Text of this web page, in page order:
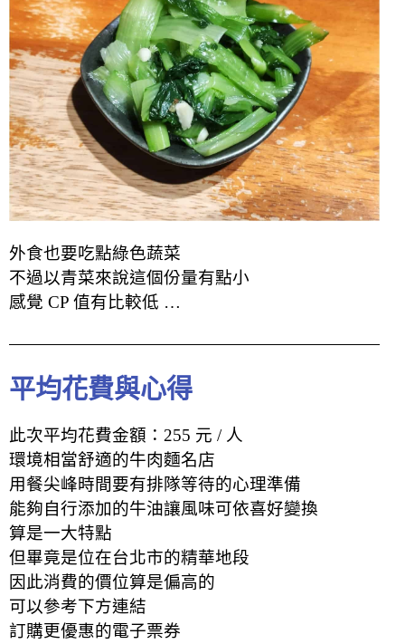
外食也要吃點綠色蔬菜
不過以青菜來說這個份量有點小
感覺 CP 值有比較低 …
平均花費與心得
此次平均花費金額：255 元 / 人
環境相當舒適的牛肉麵名店
用餐尖峰時間要有排隊等待的心理準備
能夠自行添加的牛油讓風味可依喜好變換
算是一大特點
但畢竟是位在台北市的精華地段
因此消費的價位算是偏高的
可以參考下方連結
訂購更優惠的電子票券